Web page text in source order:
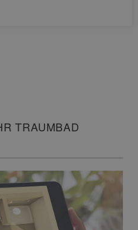
TRAUMBAD